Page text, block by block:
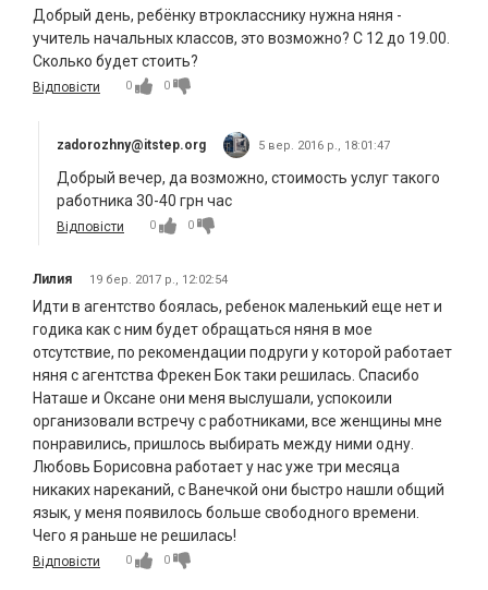
Добрый день, ребёнку втрокласснику нужна няня -
учитель начальных классов, это возможно? С 12 до 19.00.
Сколько будет стоить?
Відповісти 0 0
zadorozhny@itstep.org 5 вер. 2016 р., 18:01:47
Добрый вечер, да возможно, стоимость услуг такого
работника 30-40 грн час
Відповісти 0 0
Лилия 19 бер. 2017 р., 12:02:54
Идти в агентство боялась, ребенок маленький еще нет и
годика как с ним будет обращаться няня в мое
отсутствие, по рекомендации подруги у которой работает
няня с агентства Фрекен Бок таки решилась. Спасибо
Наташе и Оксане они меня выслушали, успокоили
организовали встречу с работниками, все женщины мне
понравились, пришлось выбирать между ними одну.
Любовь Борисовна работает у нас уже три месяца
никаких нареканий, с Ванечкой они быстро нашли общий
язык, у меня появилось больше свободного времени.
Чего я раньше не решилась!
Відповісти 0 0